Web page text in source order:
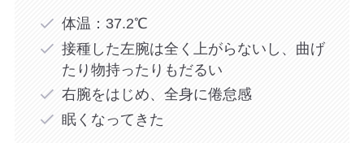
体温：37.2℃
接種した左腕は全く上がらないし、曲げ
たり物持ったりもだるい
右腕をはじめ、全身に倦怠感
眠くなってきた